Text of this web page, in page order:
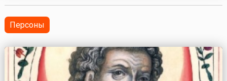
Московского Совета Рабочих Депутатов. В начале 1920-
х годов Ната...
Персоны